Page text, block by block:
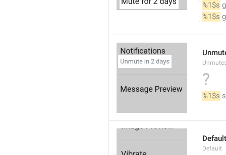
%1$s
%1$s
?
%1$s
Default
Default